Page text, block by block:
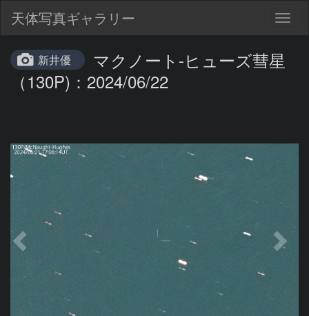
天体写真ギャラリー
新井優
マクノート-ヒューズ彗星
（130P)：2024/06/22